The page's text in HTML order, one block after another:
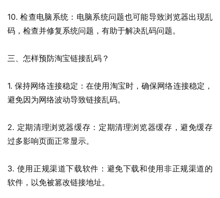
10. 检查电脑系统：电脑系统问题也可能导致浏览器出现乱
码，检查并修复系统问题，有助于解决乱码问题。
三、怎样预防淘宝链接乱码？
1. 保持网络连接稳定：在使用淘宝时，确保网络连接稳定，
避免因为网络波动导致链接乱码。
2. 定期清理浏览器缓存：定期清理浏览器缓存，避免缓存
过多影响页面正常显示。
3. 使用正规渠道下载软件：避免下载和使用非正规渠道的
软件，以免被篡改链接地址。